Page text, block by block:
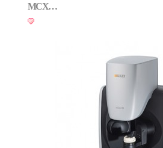
MCX…